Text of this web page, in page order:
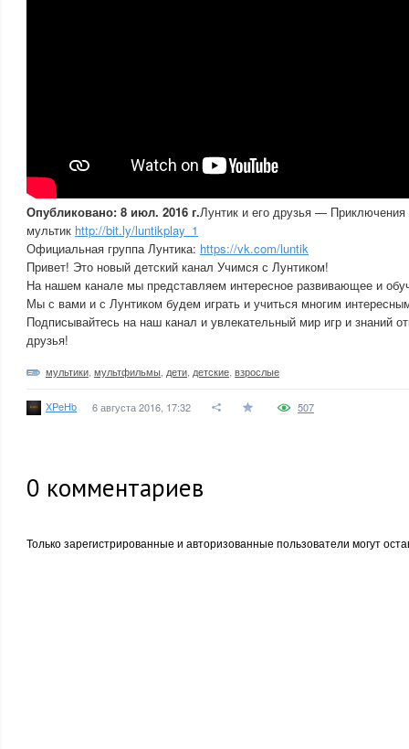
Опубликовано: 8 июл. 2016 г.Лунтик и его друзья —
мультик http://bit.ly/luntikplay_1
Официальная группа Лунтика: https://vk.com/luntik
Привет! Это новый детский канал Учимся с Лунтиком!
На нашем канале мы представляем интересное развивающее и
Мы с вами и с Лунтиком будем играть и учиться многим
Подписывайтесь на наш канал и увлекательный мир игр и знаний
друзья!
мультики мультфильмы дети детские взрослые
XPeHb 6 августа 2016, 17:32 507
0 комментариев
Только зарегистрированные и авторизованные пользователи могут